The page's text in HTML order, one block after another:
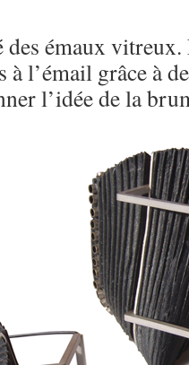
émaux vitreux.
à l’émail grâce à
l’idée de la